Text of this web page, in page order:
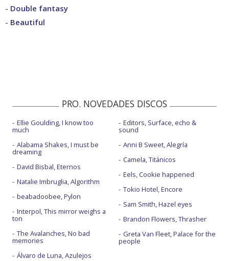
- Double fantasy
- Beautiful
PRO. NOVEDADES DISCOS
Ellie Goulding, I know too
much
Alabama Shakes, I must be
dreaming
David Bisbal, Eternos
Natalie Imbruglia, Algorithm
beabadoobee, Pylon
Interpol, This mirror weighs a
ton
The Avalanches, No bad
memories
Álvaro de Luna, Azulejos
Editors, Surface, echo &
sound
Anni B Sweet, Alegría
Camela, Titánicos
Eels, Cookie happened
Tokio Hotel, Encore
Sam Smith, Hazel eyes
Brandon Flowers, Thrasher
Greta Van Fleet, Palace for the
people